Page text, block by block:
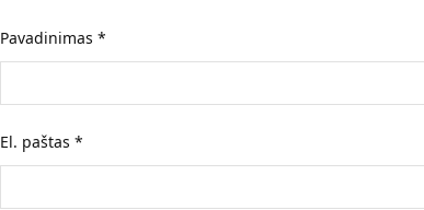
Pavadinimas*
El. paštas*